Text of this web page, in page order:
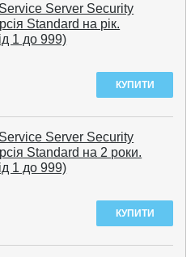
Server Security
Standard на рік.
1 до 999)
Server Security
Standard на 2 роки.
1 до 999)